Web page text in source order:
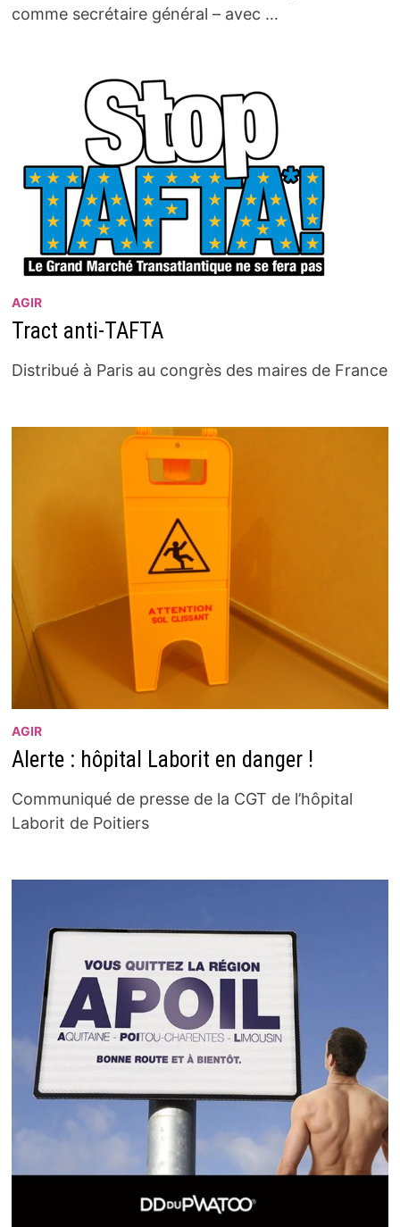
comme secrétaire général – avec …
AGIR
Tract anti-TAFTA
Distribué à Paris au congrès des maires de France
AGIR
Alerte : hôpital Laborit en danger !
Communiqué de presse de la CGT de l’hôpital
Laborit de Poitiers